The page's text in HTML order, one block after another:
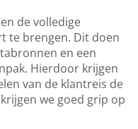
de volledige
te brengen. Dit doen
en een
Hierdoor krijgen
van de klantreis de
we goed grip op